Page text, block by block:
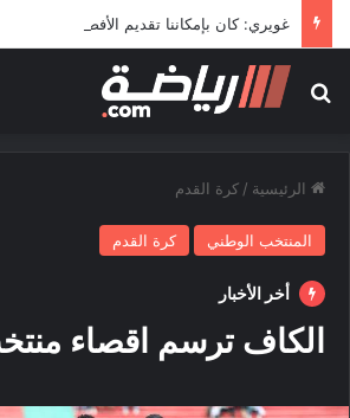
غويري: كان بإمكاننا تقديم الأفضل في
بحث عن
الرئيسية / كرة القدم
المنتخب الوطني كرة القدم
أخر الأخبار
الكاف ترسم اقصاء